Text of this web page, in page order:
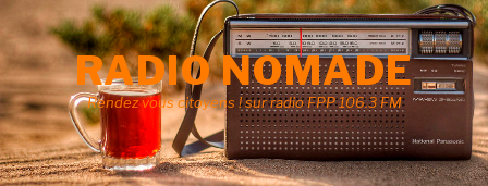
Aller
au
contenu
RADIO NOMADE
Rendez vous citoyens ! sur radio FPP 106.3 FM